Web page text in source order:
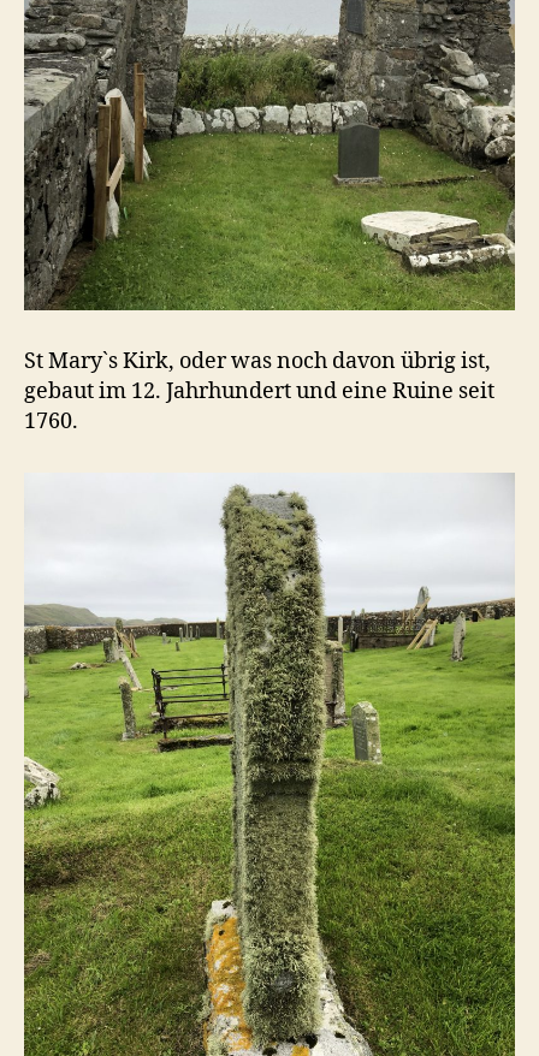
St Mary`s Kirk, oder was noch davon übrig ist,
gebaut im 12. Jahrhundert und eine Ruine seit
1760.